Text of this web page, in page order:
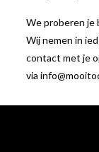
We proberen je
Wij nemen in
contact met je
via